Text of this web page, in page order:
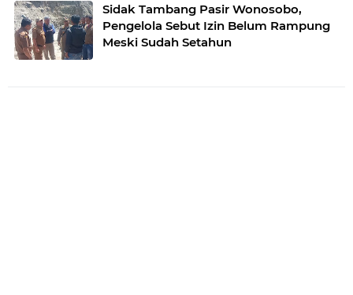
Sidak Tambang Pasir Wonosobo,
Pengelola Sebut Izin Belum Rampung
Meski Sudah Setahun